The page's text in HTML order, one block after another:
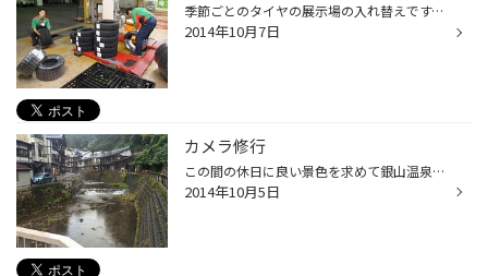
季節ごとのタイヤの展示場の入れ替えです。 スタッフ全員がかりでタイヤを移動し、 ご来店いただく皆様に一番わかりやすい順番にするには どう並べようか？？と試行錯誤しながら 作業すること、ほぼ一日。 もちろんピットでの作業も平行して行うので その間は微力ながら斎藤もフルに頑張ります！！ ...
2014年10月7日
カメラ修行
この間の休日に良い景色を求めて銀山温泉に行ってきました。 生憎の雨模様でしたが写真を何枚か撮って来ました。 それにしても撮影は難しいです。100枚撮ってもほんの数枚しか良い写真が取れません。 日々修行の毎日です。今後も精進していきます。
2014年10月5日